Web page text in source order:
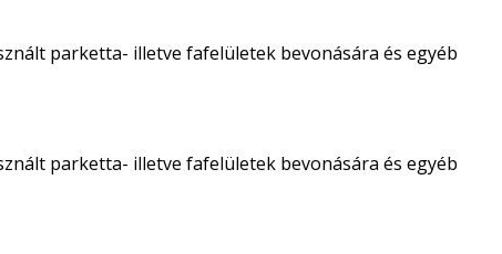
parketta- illetve fafelületek bevonására és egyéb
parketta- illetve fafelületek bevonására és egyéb